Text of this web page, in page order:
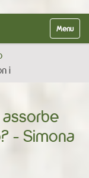
Alterna la
i
assorbe
- Simona